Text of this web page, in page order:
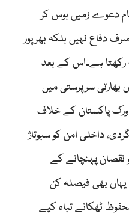
دعوے زمیں بوس کر
دفاع نہیں بلکہ بھرپور
ہے۔اس کے بعد
سرپرستی میں
پاکستان کے خلاف
داخلی امن کو سبوتاژ
پہنچانے کے
بھی فیصلہ کن
ٹھکانے تباہ کیے